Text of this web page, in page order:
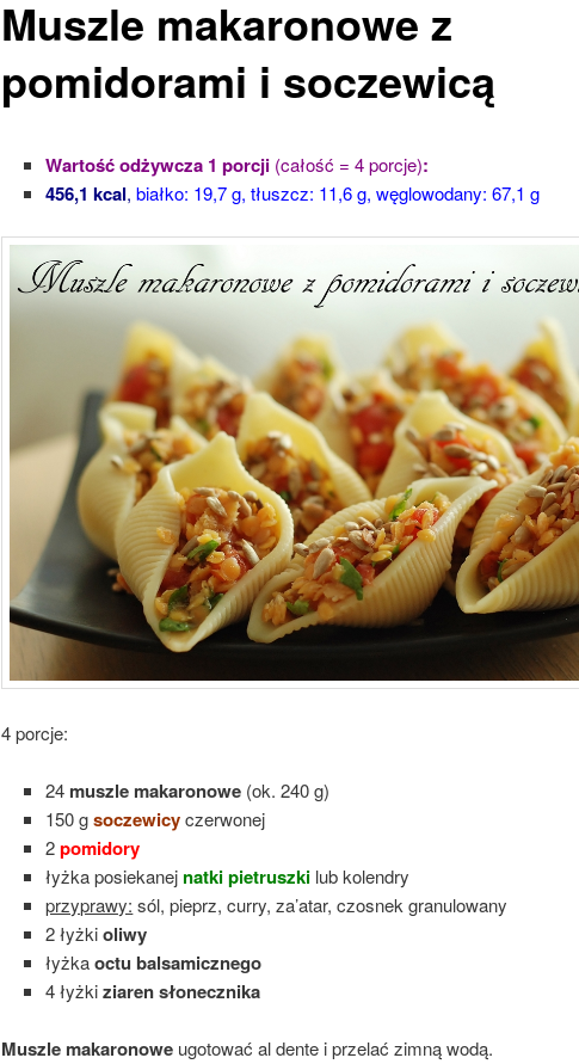
Muszle makaronowe z
pomidorami i soczewicą
Wartość odżywcza 1 porcji (całość = 4 porcje):
456,1 kcal, białko: 19,7 g, tłuszcz: 11,6 g, węglowodany: 67,1 g
4 porcje:
24 muszle makaronowe (ok. 240 g)
150 gsoczewicyczerwonej
2pomidory
łyżka posiekanej natki pietruszki lub kolendry
przyprawy: sól, pieprz, curry, za’atar, czosnek granulowany
2 łyżkioliwy
łyżkaoctu balsamicznego
4 łyżkiziaren słonecznika
Muszle makaronoweugotować al dente i przelać zimną wodą.